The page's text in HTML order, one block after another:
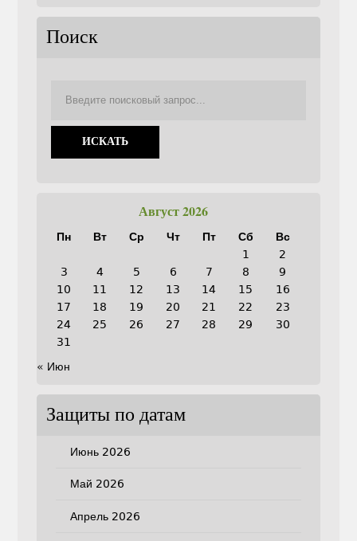
Поиск
Август 2026
Пн Вт Ср Чт Пт Сб
Вс
1
2
3
4 5 6 7 8
9
10
11 12 13 14 15
16
17
18 19 20 21 22
23
24
25 26 27 28 29
30
31
« Июн
Защиты по датам
Июнь 2026
Май 2026
Апрель 2026